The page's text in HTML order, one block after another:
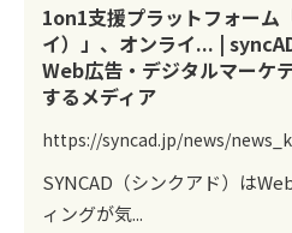
1on1支援プラットフォーム
イ）」、オンライ... |
Web広告・デジタルマーケ
するメディア
https://syncad.jp/news/
SYNCAD（シンクアド）は
ィングが気...